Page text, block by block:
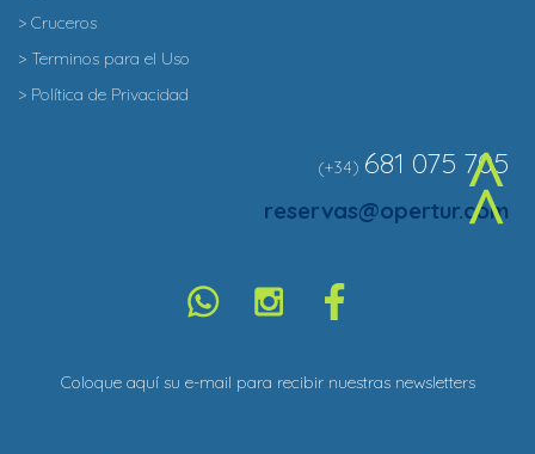
^
> Cruceros
> Terminos para el Uso
> Política de Privacidad
(+34) 681 075 705
reservas@opertur.com
Coloque aquí su e-mail para recibir nuestras newsletters